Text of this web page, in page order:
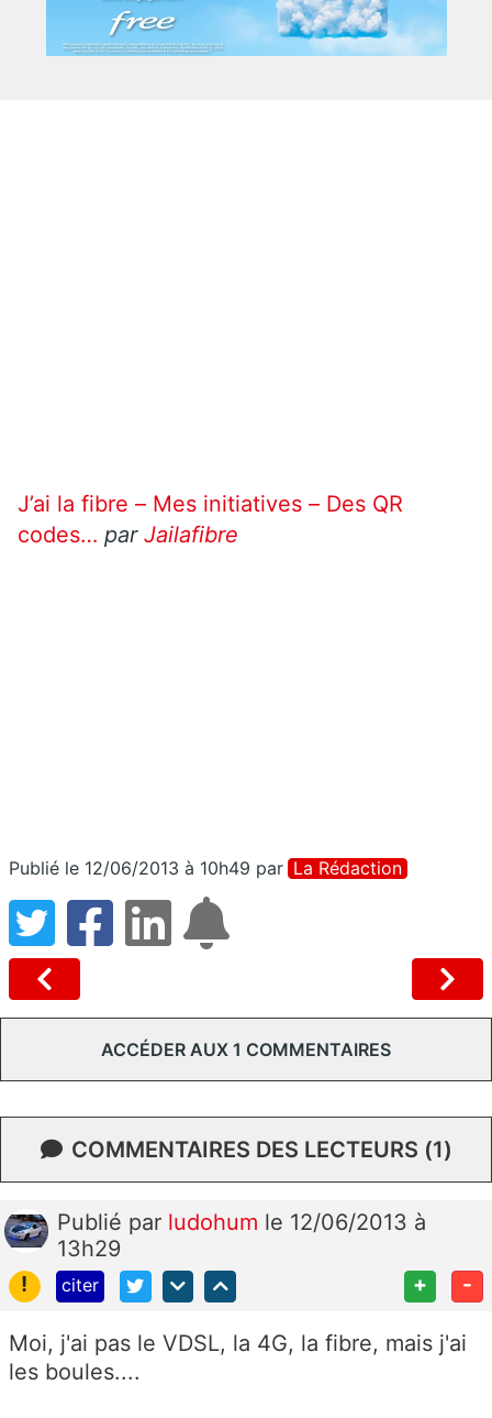
J’ai la fibre – Mes initiatives – Des QR
codes… par Jailafibre
Publié le 12/06/2013 à 10h49 par La Rédaction
ACCÉDER AUX 1 COMMENTAIRES
COMMENTAIRES DES LECTEURS (1)
Publié par ludohum le 12/06/2013 à
13h29
!
citer + -
Moi, j'ai pas le VDSL, la 4G, la fibre, mais j'ai
les boules....